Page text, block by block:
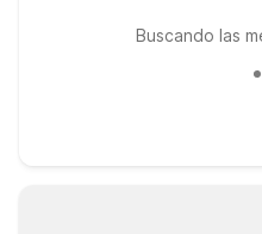
Buscando las